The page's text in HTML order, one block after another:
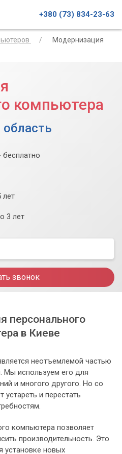
+380 (73) 834-23-63
Модернизация
компьютера
лет
3 лет
звонок
персонального
в Киеве
неотъемлемой частью
Мы используем его для
и многого другого. Но со
и перестать
компьютера позволяет
производительность. Это
установке новых